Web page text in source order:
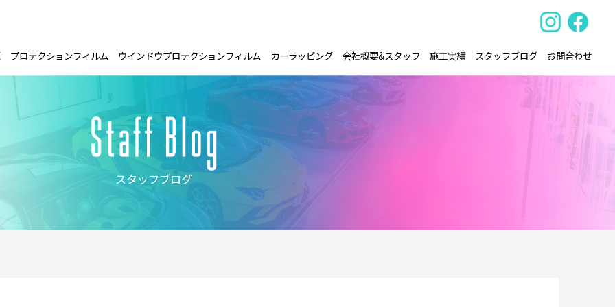
プロテクションフィルム ウインドウプロテクションフィルム カーラッピング 会社概要&スタッフ 施工実績 スタッフブログ お問合わせ
スタッフブログ